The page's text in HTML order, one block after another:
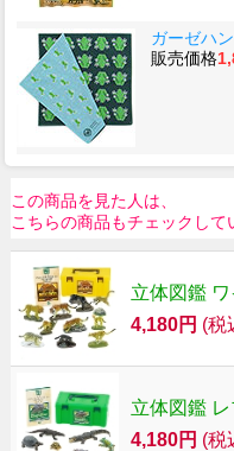
ガーゼハ
販売価格
この商品を見た人は、
こちらの商品もチェックして
立体図鑑
4,180円 (税
立体図鑑
4,180円 (税